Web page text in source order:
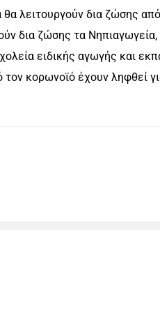
θα λειτουργούν δια ζώσης
δια ζώσης τα Νηπιαγωγεία,
ειδικής αγωγής και
κορωνοϊό έχουν ληφθεί